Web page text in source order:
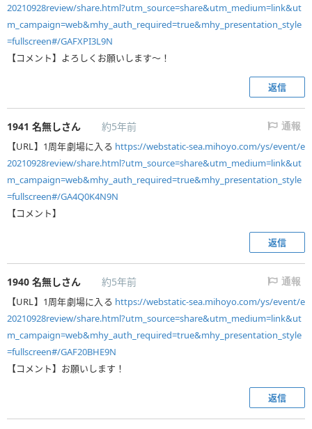
20210928review/share.html?utm_source=share&utm_medium=link&ut
m_campaign=web&mhy_auth_required=true&mhy_presentation_style
=fullscreen#/GAFXPI3L9N
【コメント】よろしくお願いします〜！
返信
1941 名無しさん 約5年前 通報
【URL】1周年劇場に入る https://webstatic-sea.mihoyo.com/ys/event/e
20210928review/share.html?utm_source=share&utm_medium=link&ut
m_campaign=web&mhy_auth_required=true&mhy_presentation_style
=fullscreen#/GA4Q0K4N9N
【コメント】
返信
1940 名無しさん 約5年前 通報
【URL】1周年劇場に入る https://webstatic-sea.mihoyo.com/ys/event/e
20210928review/share.html?utm_source=share&utm_medium=link&ut
m_campaign=web&mhy_auth_required=true&mhy_presentation_style
=fullscreen#/GAF20BHE9N
【コメント】お願いします！
返信